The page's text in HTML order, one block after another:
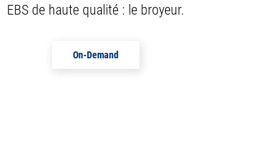
EBS de haute qualité : le broyeur.
On-Demand